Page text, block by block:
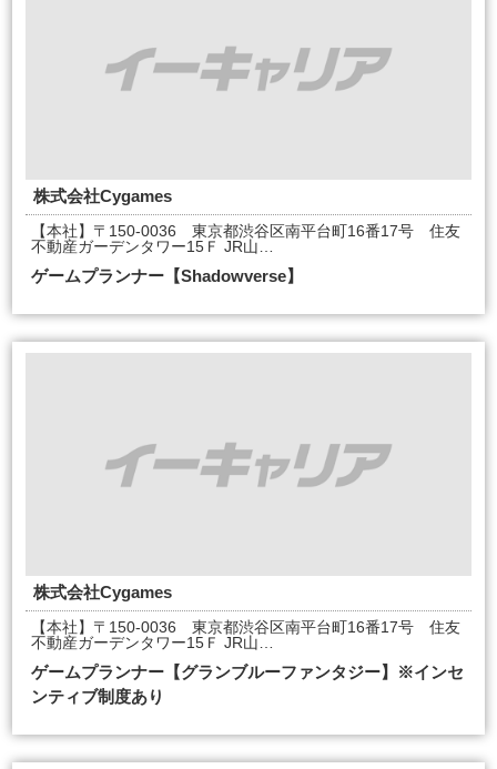
株式会社Cygames
【本社】〒150-0036 東京都渋谷区南平台町16番17号 住友
不動産ガーデンタワー15Ｆ JR山…
ゲームプランナー【Shadowverse】
株式会社Cygames
【本社】〒150-0036 東京都渋谷区南平台町16番17号 住友
不動産ガーデンタワー15Ｆ JR山…
ゲームプランナー【グランブルーファンタジー】※インセ
ンティブ制度あり